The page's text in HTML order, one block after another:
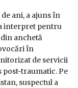
ani, a ajuns în
interpret pentru
anchetă
în
de servicii
post-traumatic. Pe
suspectul a